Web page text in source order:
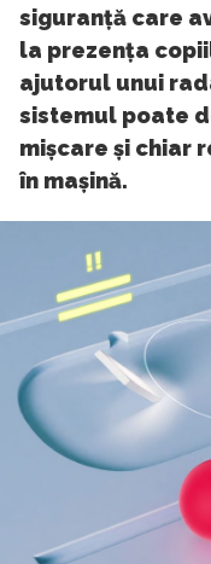
siguranță care
la prezența
ajutorul unui
sistemul poate
mișcare și chiar
în mașină.